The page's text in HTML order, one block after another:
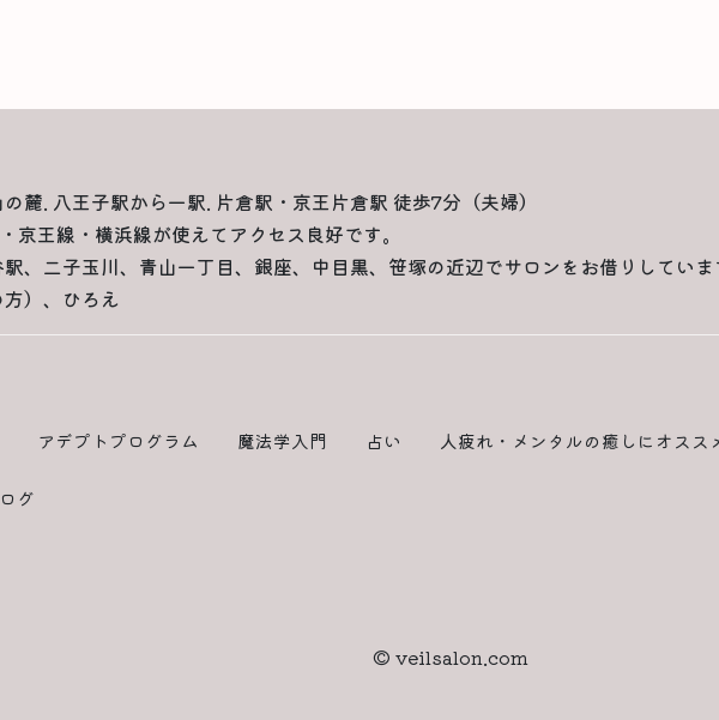
麓. 八王子駅から一駅. 片倉駅・京王片倉駅 徒歩7分（夫婦）
王線・横浜線が使えてアクセス良好です。
、二子玉川、青山一丁目、銀座、中目黒、笹塚の近辺でサロンをお借りしてい
）、ひろえ
アデプトプログラム 魔法学入門 占い 人疲れ・メンタルの癒しにオスス
グ
© veilsalon.com